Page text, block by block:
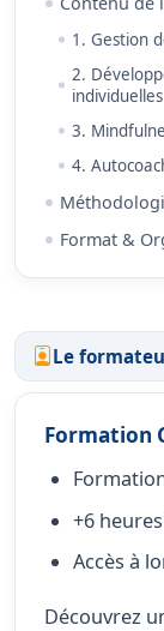
1. Gestion
2.
individuelles
3.
4.
Format &
Le
Formation
+6
Accès à
Découvrez